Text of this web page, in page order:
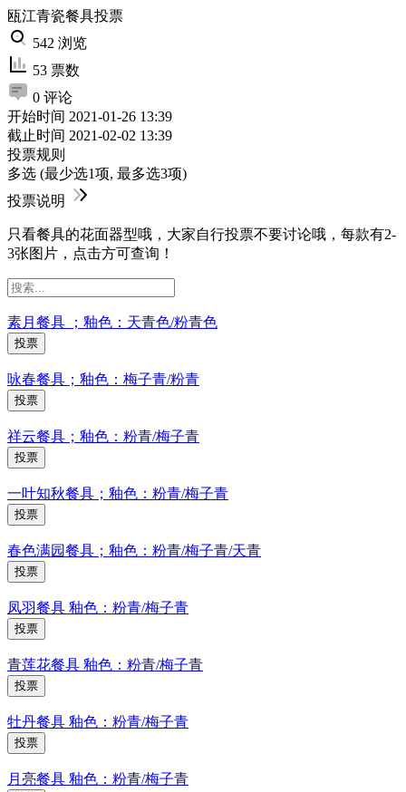
瓯江青瓷餐具投票
542 浏览
53 票数
0 评论
开始时间 2021-01-26 13:39
截止时间 2021-02-02 13:39
投票规则
多选 (最少选1项, 最多选3项)
投票说明
只看餐具的花面器型哦，大家自行投票不要讨论哦，每款有2-
3张图片，点击方可查询！
素月餐具 ；釉色：天青色/粉青色
投票
咏春餐具；釉色：梅子青/粉青
投票
祥云餐具；釉色：粉青/梅子青
投票
一叶知秋餐具；釉色：粉青/梅子青
投票
春色满园餐具；釉色：粉青/梅子青/天青
投票
凤羽餐具 釉色：粉青/梅子青
投票
青莲花餐具 釉色：粉青/梅子青
投票
牡丹餐具 釉色：粉青/梅子青
投票
月亮餐具 釉色：粉青/梅子青